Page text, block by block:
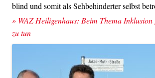
blind und somit als Sehbehinderter selbst
» WAZ Heiligenhaus: Beim Thema Inklusion
zu tun